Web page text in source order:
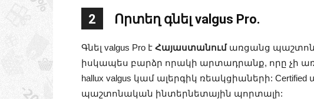
2 Որտեղ գնել valgus Pro.
Գնել valgus Pro է Հայաստանումառցանց
իսկապես բարձր որակի արտադրանք, որը չի
hallux valgus կամ ալերգիկ ռեակցիաների:
պաշտոնական ինտերնետային պորտալի: